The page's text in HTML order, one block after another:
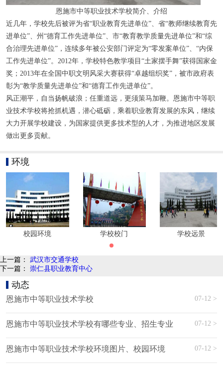
恩施市中等职业技术学校简介、介绍
近几年，学校先后被评为省“职业教育先进单位”、省“教师继续教育先
进单位”、州“德育工作先进单位”、市“教育教学质量先进单位”和“综
合治理先进单位”，连续多年被公安部门评定为“零发案单位”、“内保
工作先进单位”。2012年，学校特色教学项目“土家摆手舞”获得国家金
奖；2013年在全国中职文明风采大赛获得“卓越组织奖”，被市政府表
彰为“教学质量先进单位”和“德育工作先进单位”。
风正潮平，自当扬帆破浪；任重道远，更须策马加鞭。恩施市中等职
业技术学校将抢抓机遇，潜心砥砺，乘着职业教育发展的东风，继续
大力开展学校建设，为国家提供更多技术型的人才，为推进地区发展
做出更多贡献。
环境
校园环境 学校校门 学校远景
上一篇： 武汉市交通学校
下一篇： 崇仁县职业教育中心
动态
恩施市中等职业技术学校 07-12 >
恩施市中等职业技术学校有哪些专业、招生专业 07-12 >
恩施市中等职业技术学校环境图片、校园环境 07-12 >